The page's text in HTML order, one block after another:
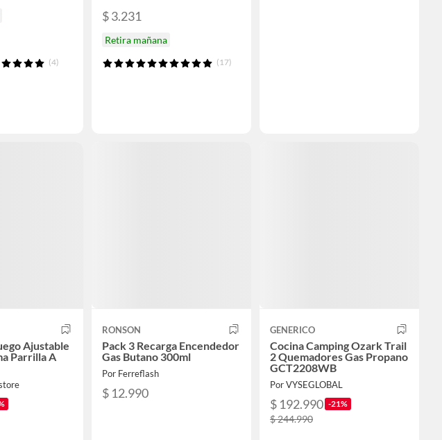
(4)
$ 3.231
Retira mañana
(17)
Ajustable
Parrilla A
RONSON
Pack 3 Recarga Encendedor
Gas Butano 300ml
Por Ferreflash
$ 12.990
GENERICO
Cocina Camping Ozark Trail
2 Quemadores Gas Propano
GCT2208WB
Por VYSEGLOBAL
$ 192.990 -21%
$ 244.990